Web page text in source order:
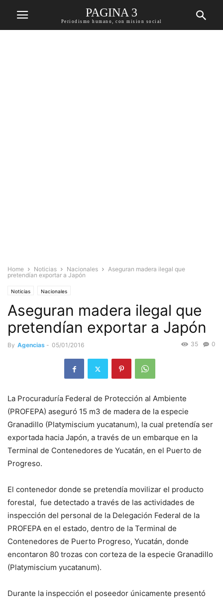
PAGINA 3
Periodismo humano, con mision social
Home Noticias Nacionales
Aseguran madera ilegal que
pretendían exportar a Japón
Noticias Nacionales
Aseguran madera ilegal que
pretendían exportar a Japón
By Agencias - 05/01/2016 0
35
La Procuraduría Federal de Protección al Ambiente
(PROFEPA) aseguró 15 m3 de madera de la especie
Granadillo (Platymiscium yucatanum), la cual pretendía ser
exportada hacia Japón, a través de un embarque en la
Terminal de Contenedores de Yucatán, en el Puerto de
Progreso.
El contenedor donde se pretendía movilizar el producto
forestal, fue detectado a través de las actividades de
inspección del personal de la Delegación Federal de la
PROFEPA en el estado, dentro de la Terminal de
Contenedores de Puerto Progreso, Yucatán, donde
encontaron 80 trozas con corteza de la especie Granadillo
(Platymiscium yucatanum).
Durante la inspección el poseedor únicamente presentó